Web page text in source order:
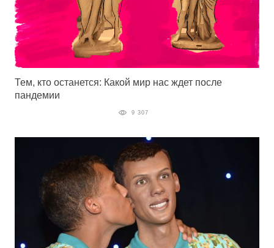
Тем, кто останется: Какой мир нас ждет после
пандемии
9 307